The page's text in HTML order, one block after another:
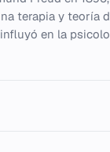
terapia y teoría
en la